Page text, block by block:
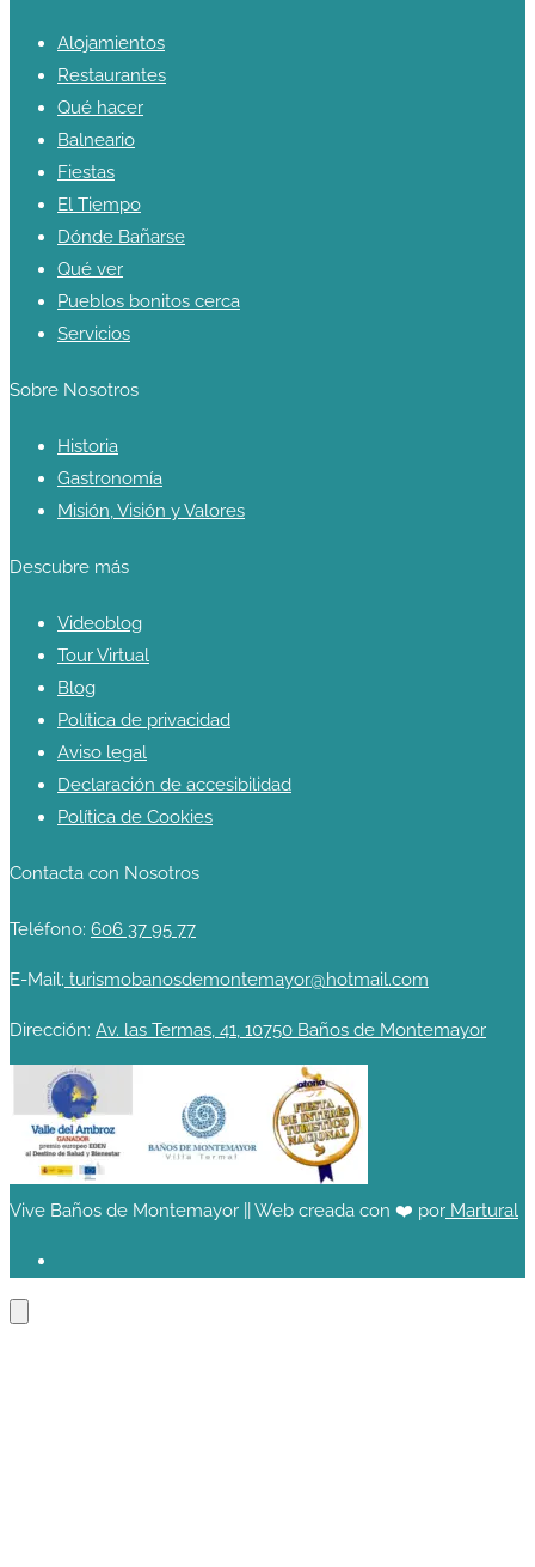
Alojamientos
Restaurantes
Qué hacer
Balneario
Fiestas
El Tiempo
Dónde Bañarse
Qué ver
Pueblos bonitos cerca
Servicios
Sobre Nosotros
Historia
Gastronomía
Misión, Visión y Valores
Descubre más
Videoblog
Tour Virtual
Blog
Política de privacidad
Aviso legal
Declaración de accesibilidad
Política de Cookies
Contacta con Nosotros
Teléfono: 606 37 95 77
E-Mail: turismobanosdemontemayor@hotmail.com
Dirección: Av. las Termas, 41, 10750 Baños de Montemayor
Vive Baños de Montemayor || Web creada con ❤️ por Martural